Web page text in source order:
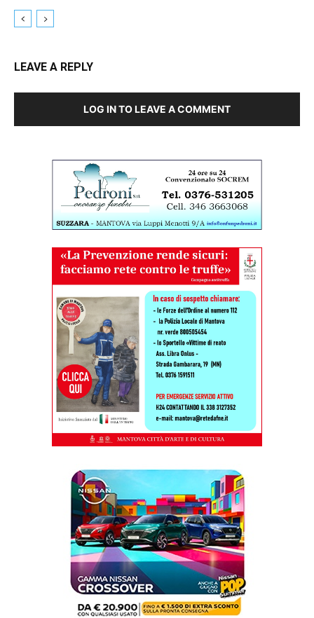
LEAVE A REPLY
LOG IN TO LEAVE A COMMENT